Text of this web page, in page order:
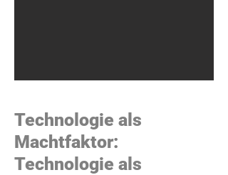
Technologie als
Machtfaktor:
Technologie als